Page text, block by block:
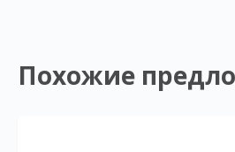
Похожие